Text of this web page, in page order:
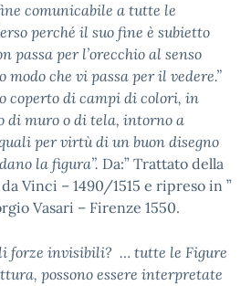
comunicabile a tutte le
perché il suo fine è subietto
passa per l’orecchio al senso
modo che vi passa per il vedere.”
coperto di campi di colori, in
di muro o di tela, intorno a
per virtù di un buon disegno
la figura”. Da:” Trattato della
Vinci – 1490/1515 e ripreso in ”
Vasari – Firenze 1550.
forze invisibili? … tutte le Figure
possono essere interpretate